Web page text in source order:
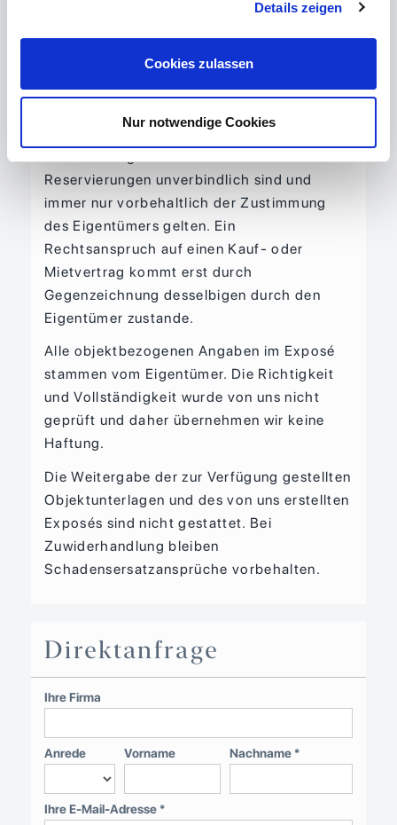
Details zeigen
Cookies zulassen
Nur notwendige Cookies
Obergeschoss ca. 330 m² Bürofläche
Sozialräume ca. 40 m²
Sonstiges
Hinweis: Bitte haben Sie dafür Verständnis,
Reservierungen unverbindlich sind und
immer nur vorbehaltlich der Zustimmung
des Eigentümers gelten. Ein
Rechtsanspruch auf einen Kauf- oder
Mietvertrag kommt erst durch
Gegenzeichnung desselbigen durch den
Eigentümer zustande.
Alle objektbezogenen Angaben im Exposé
stammen vom Eigentümer. Die Richtigkeit
und Vollständigkeit wurde von uns nicht
geprüft und daher übernehmen wir keine
Haftung.
Die Weitergabe der zur Verfügung gestellten
Objektunterlagen und des von uns erstellten
Exposés sind nicht gestattet. Bei
Zuwiderhandlung bleiben
Schadensersatzansprüche vorbehalten.
Direktanfrage
Ihre Firma
Anrede Vorname Nachname *
Ihre E-Mail-Adresse *